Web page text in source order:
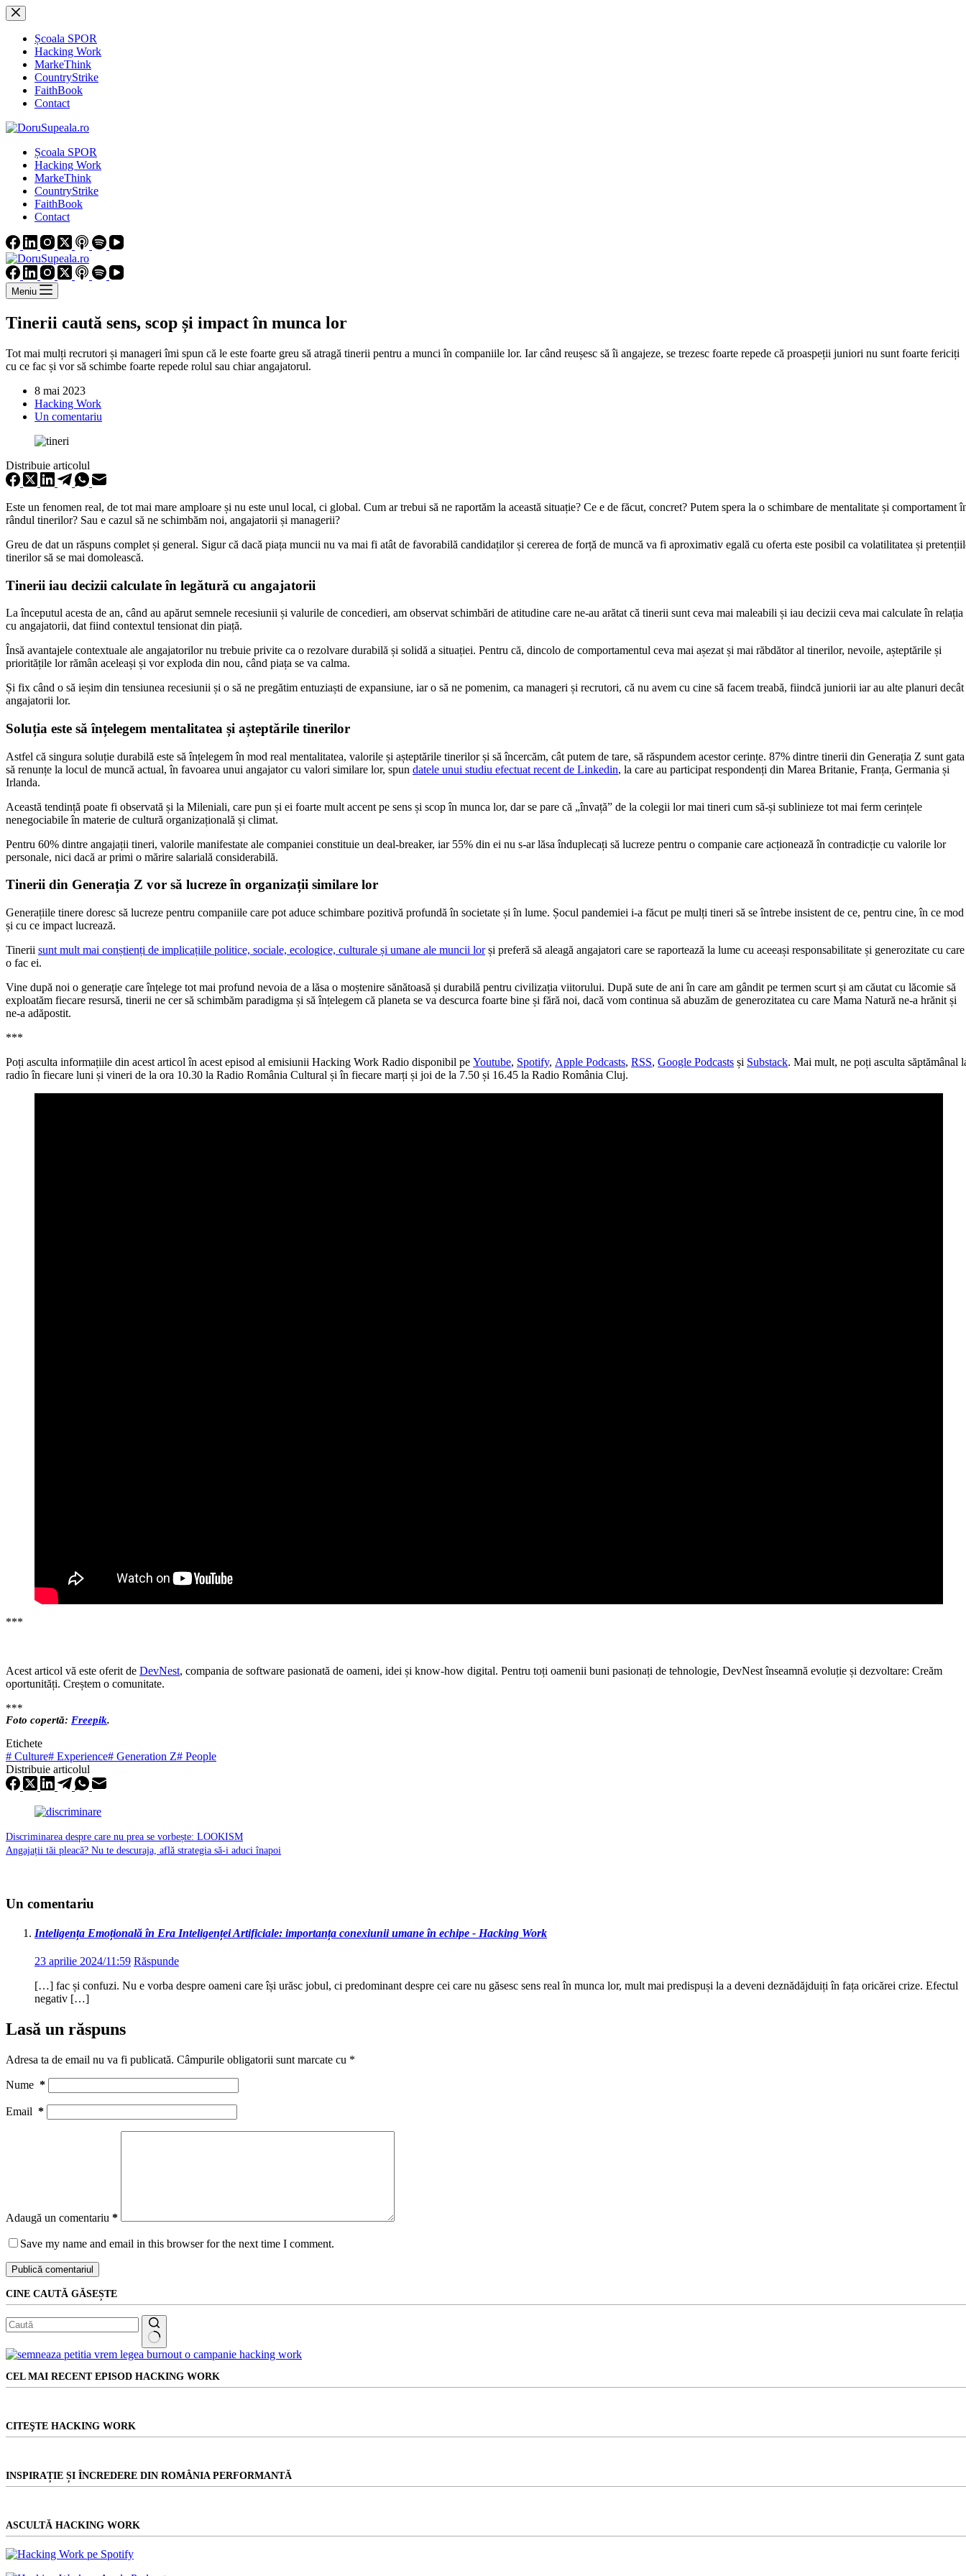
Sari
la
conținutȘcoala SPOR
Hacking Work
MarkeThink
CountryStrike
FaithBook
Contact
Școala SPOR
Hacking Work
MarkeThink
CountryStrike
FaithBook
Contact
Meniu
Tinerii caută sens, scop și impact în munca lor
Tot mai mulți recrutori și manageri îmi spun că le este foarte greu să atragă tinerii pentru a munci în companiile lor. Iar când reușesc să îi angajeze, se trezesc foarte repede că proaspeții juniori nu sunt foarte fericiți
cu ce fac și vor să schimbe foarte repede rolul sau chiar angajatorul.
8 mai 2023
Hacking Work
Un comentariu
Distribuie articolul
Este un fenomen real, de tot mai mare amploare și nu este unul local, ci global. Cum ar trebui să ne raportăm la această situație? Ce e de făcut, concret? Putem spera la o schimbare de mentalitate și comportament
rândul tinerilor? Sau e cazul să ne schimbăm noi, angajatorii și managerii?
Greu de dat un răspuns complet și general. Sigur că dacă piața muncii nu va mai fi atât de favorabilă candidaților și cererea de forță de muncă va fi aproximativ egală cu oferta este posibil ca volatilitatea și
tinerilor să se mai domolească.
Tinerii iau decizii calculate în legătură cu angajatorii
La începutul acesta de an, când au apărut semnele recesiunii și valurile de concedieri, am observat schimbări de atitudine care ne-au arătat că tinerii sunt ceva mai maleabili și iau decizii ceva mai calculate în relația
cu angajatorii, dat fiind contextul tensionat din piață.
Însă avantajele contextuale ale angajatorilor nu trebuie privite ca o rezolvare durabilă și solidă a situației. Pentru că, dincolo de comportamentul ceva mai așezat și mai răbdător al tinerilor, nevoile, așteptările și
prioritățile lor rămân aceleași și vor exploda din nou, când piața se va calma.
Și fix când o să ieșim din tensiunea recesiunii și o să ne pregătim entuziaști de expansiune, iar o să ne pomenim, ca manageri și recrutori, că nu avem cu cine să facem treabă, fiindcă juniorii iar au alte planuri decât
angajatorii lor.
Soluția este să înțelegem mentalitatea și așteptările tinerilor
Astfel că singura soluție durabilă este să înțelegem în mod real mentalitatea, valorile și așteptările tinerilor și să încercăm, cât putem de tare, să răspundem acestor cerințe. 87% dintre tinerii din Generația Z sunt gata
să renunțe la locul de muncă actual, în favoarea unui angajator cu valori similare lor, spun datele unui studiu efectuat recent de Linkedin, la care au participat respondenți din Marea Britanie, Franța, Germania și
Irlanda.
Această tendință poate fi observată și la Mileniali, care pun și ei foarte mult accent pe sens și scop în munca lor, dar se pare că „învață” de la colegii lor mai tineri cum să-și sublinieze tot mai ferm cerințele
nenegociabile în materie de cultură organizațională și climat.
Pentru 60% dintre angajații tineri, valorile manifestate ale companiei constituie un deal-breaker, iar 55% din ei nu s-ar lăsa înduplecați să lucreze pentru o companie care acționează în contradicție cu valorile lor
personale, nici dacă ar primi o mărire salarială considerabilă.
Tinerii din Generația Z vor să lucreze în organizații similare lor
Generațiile tinere doresc să lucreze pentru companiile care pot aduce schimbare pozitivă profundă în societate și în lume. Șocul pandemiei i-a făcut pe mulți tineri să se întrebe insistent de ce, pentru cine, în ce mod
și cu ce impact lucrează.
Tinerii sunt mult mai conștienți de implicațiile politice, sociale, ecologice, culturale și umane ale muncii lorși preferă să aleagă angajatori care se raportează la lume cu aceeași responsabilitate și generozitate cu care
o fac ei.
Vine după noi o generație care înțelege tot mai profund nevoia de a lăsa o moștenire sănătoasă și durabilă pentru civilizația viitorului. După sute de ani în care am gândit pe termen scurt și am căutat cu lăcomie să
exploatăm fiecare resursă, tinerii ne cer să schimbăm paradigma și să înțelegem că planeta se va descurca foarte bine și fără noi, dacă vom continua să abuzăm de generozitatea cu care Mama Natură ne-a hrănit și
ne-a adăpostit.
***
Poți asculta informațiile din acest articol în acest episod al emisiunii Hacking Work Radio disponibil pe Youtube, Spotify, Apple Podcasts, RSS, Google Podcasts și Substack. Mai mult, ne poți asculta săptămânal
radio în fiecare luni și vineri de la ora 10.30 la Radio România Cultural și în fiecare marți și joi de la 7.50 și 16.45 la Radio România Cluj.
***
Acest articol vă este oferit de DevNest, compania de software pasionată de oameni, idei și know-how digital. Pentru toți oamenii buni pasionați de tehnologie, DevNest înseamnă evoluție și dezvoltare: Creăm
oportunități. Creștem o comunitate.
***
Foto copertă: Freepik.
Etichete
# Culture# Experience# Generation Z# People
Distribuie articolul
Discriminarea despre care nu prea se vorbește: LOOKISM
Angajații tăi pleacă? Nu te descuraja, află strategia să-i aduci înapoi
Un comentariu
Inteligența Emoțională în Era Inteligenței Artificiale: importanța conexiunii umane în echipe - Hacking Work
23 aprilie 2024/11:59 Răspunde
[…] fac și confuzi. Nu e vorba despre oameni care își urăsc jobul, ci predominant despre cei care nu găsesc sens real în munca lor, mult mai predispuși la a deveni deznădăjduiți în fața oricărei crize. Efectul
negativ […]
Lasă un răspuns
Adresa ta de email nu va fi publicată. Câmpurile obligatorii sunt marcate cu *
Nume *
Email *
Adaugă un comentariu *
Save my name and email in this browser for the next time I comment.
Publică comentariul
CINE CAUTĂ GĂSEȘTE
Niciun
CEL MAI RECENT EPISOD HACKING WORK
CITEŞTE HACKING WORK
INSPIRAȚIE ȘI ÎNCREDERE DIN ROMÂNIA PERFORMANTĂ
ASCULTĂ HACKING WORK